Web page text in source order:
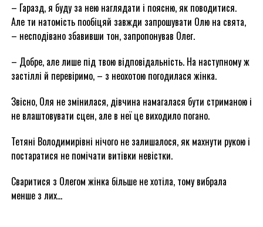
– Гаразд, я буду за нею наглядати і поясню, як поводитися.
Але ти натомість пообіцяй завжди запрошувати Олю на свята,
– несподівано збавивши тон, запропонував Олег.
– Добре, але лише під твою відповідальність. На наступному ж
застіллі й перевіримо, – з неохотою погодилася жінка.
Звісно, Оля не змінилася, дівчина намагалася бути стриманою і
не влаштовувати сцен, але в неї це виходило погано.
Тетяні Володимирівні нічого не залишалося, як махнути рукою і
постаратися не помічати витівки невістки.
Сваритися з Олегом жінка більше не хотіла, тому вибрала
менше з лих…